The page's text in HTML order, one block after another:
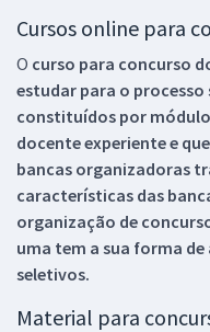
Cursos online para
O curso para concurso
estudar para o processo
constituídos por
docente experiente e
bancas organizadoras
características das
organização de
uma tem a sua forma
seletivos.
Material para